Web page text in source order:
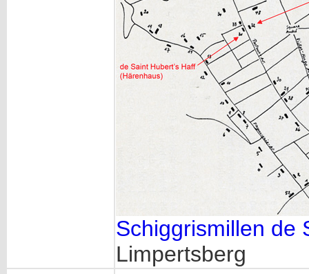
Schiggrismillen de
Limpertsberg